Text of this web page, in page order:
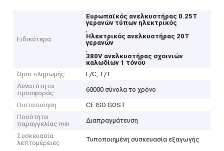
Ειδικότερα
Ευρωπαϊκός ανελκυστήρας 0.25T
γερανών τύπων ηλεκτρικός
,
Ηλεκτρικός ανελκυστήρας 20T
γερανών
,
380V ανελκυστήρας σχοινιών
καλωδίων 1 τόνου
Όροι πληρωμής
L/C, T/T
Δυνατότητα
προσφοράς
60000 σύνολα το χρόνο
Πιστοποίηση
CE ISO GOST
Ποσότητα
παραγγελίας min
Διαπραγμάτευση
Συσκευασία
λεπτομέρειες
Τυποποιημένη συσκευασία εξαγωγής